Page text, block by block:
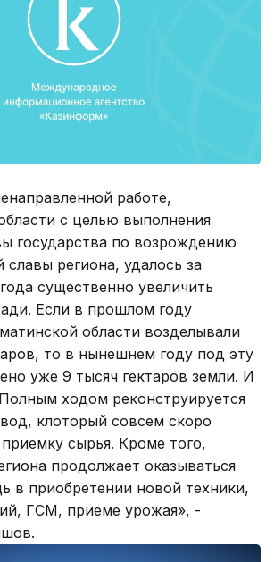
работе,
с целью выполнения
государства по возрождению
славы региона, удалось за
существенно увеличить
Если в прошлом году
области возделывали
то в нынешнем году под эту
уже 9 тысяч гектаров земли. И
ходом реконструируется
клоторый совсем скоро
сырья. Кроме того,
продолжает оказываться
в приобретении новой техники,
ГСМ, приеме урожая», -